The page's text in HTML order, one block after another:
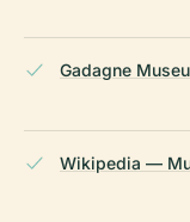
Gadagne
Wikipedia —